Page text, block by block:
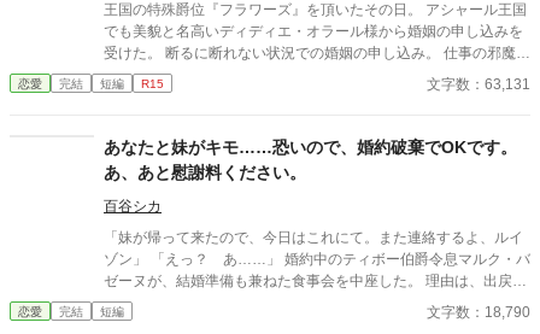
王国の特殊爵位『フラワーズ』を頂いたその日。 アシャール王国
でも美貌と名高いディディエ・オラール様から婚姻の申し込みを
受けた。 断るに断れない状況での婚姻の申し込み。 仕事の邪魔は
しないと言う約束のもと、私はその婚姻の申し出を承諾する。 優
しい人。 貞節と名高い人。 一目惚れだと、運命の相手だと、彼は
おります。 そう告げようとした日、彼は私にこうつげたのです。
「子を事故で亡くした幼馴染が、心をすり減らして戻ってきたん
だ。 私はしばらく彼女についていてあげたい」 そう言って私の
物を、つぎつぎ幼馴染に与えていく。 優しかったアナタは幻です
か？ どうぞ、幼馴染とお幸せに、請求書はそちらに回しておきま
す。
恋愛 完結 短編 R15 文字数：63,131
あなたと妹がキモ……恐いので、婚約破棄でOKです。
あ、あと慰謝料ください。
百谷シカ
「妹が帰って来たので、今日はこれにて。また連絡するよ、ルイ
ゾン」 「えっ？ あ……」 婚約中のティボー伯爵令息マルク・バ
ゼーヌが、結婚準備も兼ねた食事会を中座した。 理由は、出戻り
した妹フェリシエンヌの涙の乱入。 それからというもの、まった
く音沙汰ナシよ。 結婚予定日が迫り連絡してみたら、もう、最
恋愛 完結 短編 文字数：18,790